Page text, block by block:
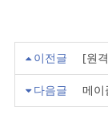
이전글 [원
다음글
메이